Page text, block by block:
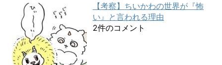
【考察】ちいかわの世界が『怖
い』と言われる理由
2件のコメント